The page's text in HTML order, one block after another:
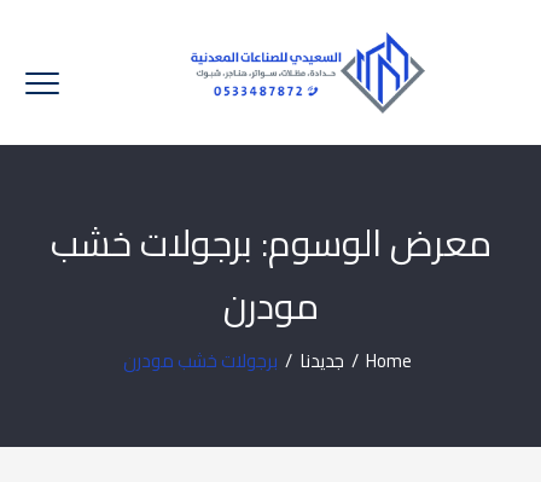
معرض الوسوم:برجولات خشب
مودرن
/ جديدنا / برجولات خشب مودرن